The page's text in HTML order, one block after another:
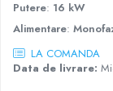
Putere: 16 kW
Alimentare:
LA COMANDA
Data de livrare: